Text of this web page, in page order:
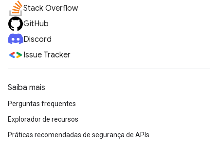
Stack Overflow
GitHub
Discord
Issue Tracker
Saiba mais
Perguntas frequentes
Explorador de recursos
Práticas recomendadas de segurança de APIs